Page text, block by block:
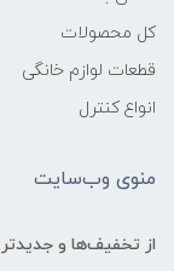
کل محصولات
قطعات لوازم خانگی
انواع کنترل
منوی وب‌سایت
از تخفیف‌ها و